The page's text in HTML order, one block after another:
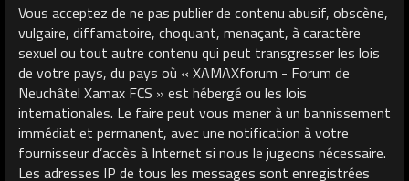
Vous acceptez de ne pas publier de contenu abusif, obscène,
vulgaire, diffamatoire, choquant, menaçant, à caractère
sexuel ou tout autre contenu qui peut transgresser les lois
de votre pays, du pays où « XAMAXforum - Forum de
Neuchâtel Xamax FCS » est hébergé ou les lois
internationales. Le faire peut vous mener à un bannissement
immédiat et permanent, avec une notification à votre
fournisseur d’accès à Internet si nous le jugeons nécessaire.
Les adresses IP de tous les messages sont enregistrées